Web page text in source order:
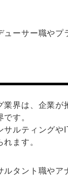
ューサー職やプ
業界は、企業が
す。
サルティングや
ます。
ルタント職やア